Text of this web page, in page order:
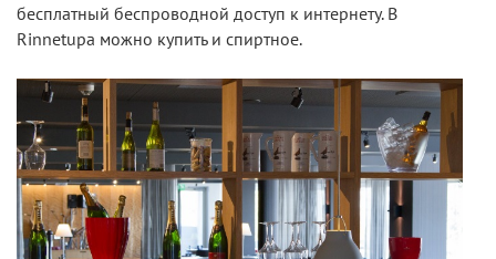
бесплатный беспроводной доступ к интернету. В
Rinnetupa можно купить и спиртное.